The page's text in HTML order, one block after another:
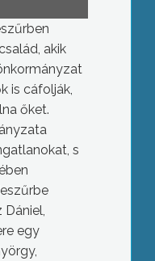
akik
is cáfolják,
őket.
s
egy